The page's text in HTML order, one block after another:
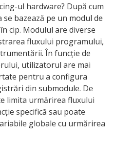
ul hardware? După cum
bazează pe un modul de
cip. Modulul are diverse
fluxului programului,
În funcție de
utilizatorul are mai
pentru a configura
din submodule. De
limita urmărirea fluxului
specifică sau poate
globale cu urmărirea